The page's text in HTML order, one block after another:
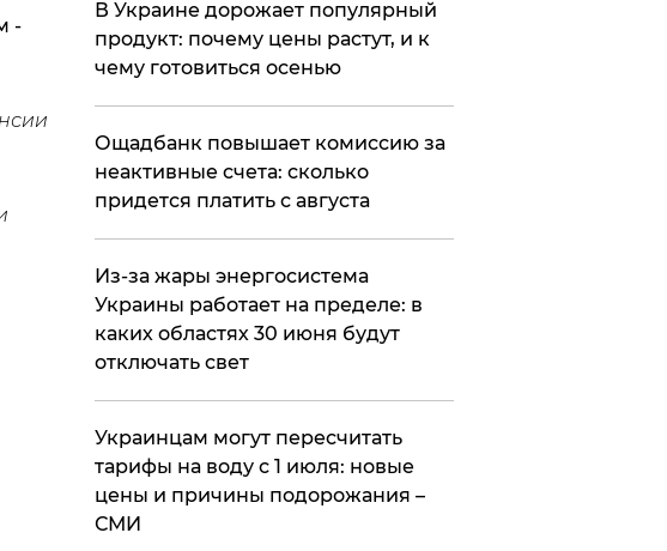
-
В Украине дорожает популярный
продукт: почему цены растут, и к
чему готовиться осенью
​Ощадбанк повышает комиссию за
неактивные счета: сколько
придется платить с августа
Из-за жары энергосистема
Украины работает на пределе: в
каких областях 30 июня будут
отключать свет
Украинцам могут пересчитать
тарифы на воду с 1 июля: новые
цены и причины подорожания –
СМИ